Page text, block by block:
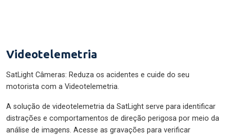
Videotelemetria
SatLight Câmeras: Reduza os acidentes e cuide do seu
motorista com a Videotelemetria.
A solução de videotelemetria da SatLight serve para identificar
distrações e comportamentos de direção perigosa por meio da
análise de imagens. Acesse as gravações para verificar